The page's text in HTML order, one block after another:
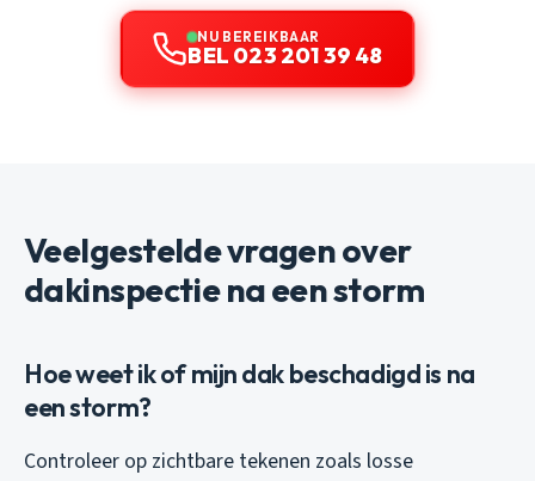
NU BEREIKBAAR
BEL 023 201 39 48
Veelgestelde vragen over
dakinspectie na een storm
Hoe weet ik of mijn dak beschadigd is na
een storm?
Controleer op zichtbare tekenen zoals losse